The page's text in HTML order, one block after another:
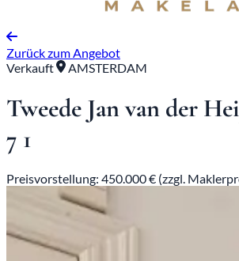
Zurück zum Angebot
Verkauft
AMSTERDAM
Tweede Jan van der
7 1
Preisvorstellung: 450.000 € (zzgl.